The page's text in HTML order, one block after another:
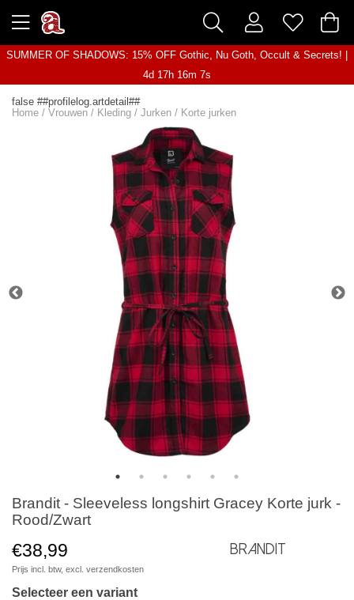
SUMMER OF SHADOWS: 15% OFF Gothic, Nu Goth, Occult & Secrets! |
4d 17h 16m 7s
false ##profilelog.artdetail##
Home / Vrouwen / Kleding / Jurken / Korte jurken
Brandit - Sleeveless longshirt Gracey Korte jurk -
Rood/Zwart
€38,99
Prijs incl. btw, excl. verzendkosten
Brandit
Selecteer een variant